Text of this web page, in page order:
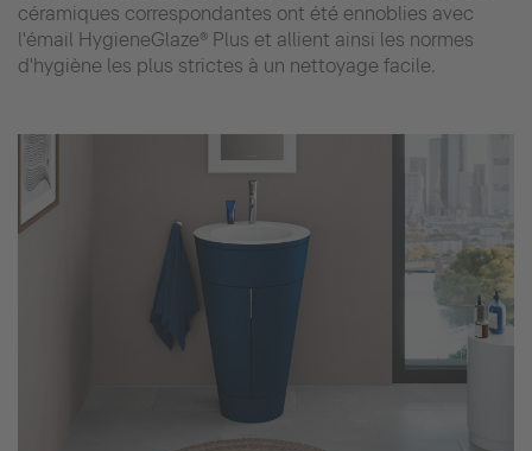
céramiques correspondantes ont été ennoblies avec
l'émail HygieneGlaze® Plus et allient ainsi les normes
d'hygiène les plus strictes à un nettoyage facile.